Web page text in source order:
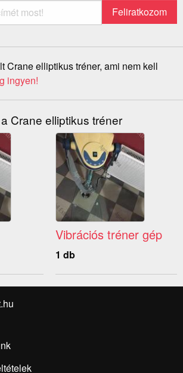
Crane elliptikus tréner, ami nem kell
ingyen!
Crane elliptikus tréner
Vibrációs tréner gép
1 db